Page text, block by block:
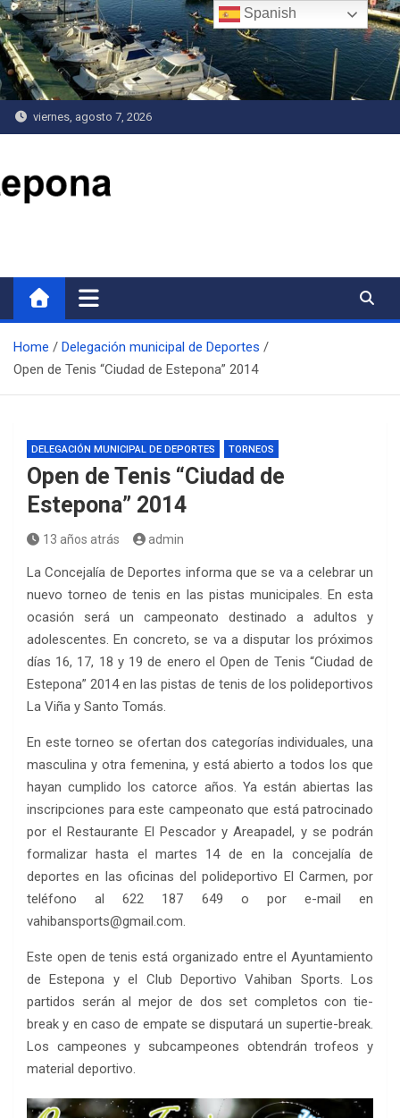
Saltar
al
contenido
viernes, agosto 7, 2026
Home
Delegación municipal de Deportes
Open de Tenis “Ciudad de Estepona” 2014
DELEGACIÓN MUNICIPAL DE DEPORTES TORNEOS
Open de Tenis “Ciudad de
Estepona” 2014
13 años atrás admin
La Concejalía de Deportes informa que se va a celebrar un
nuevo torneo de tenis en las pistas municipales. En esta
ocasión será un campeonato destinado a adultos y
adolescentes. En concreto, se va a disputar los próximos
días 16, 17, 18 y 19 de enero el Open de Tenis “Ciudad de
Estepona” 2014 en las pistas de tenis de los polideportivos
La Viña y Santo Tomás.
En este torneo se ofertan dos categorías individuales, una
masculina y otra femenina, y está abierto a todos los que
hayan cumplido los catorce años. Ya están abiertas las
inscripciones para este campeonato que está patrocinado
por el Restaurante El Pescador y Areapadel, y se podrán
formalizar hasta el martes 14 de en la concejalía de
deportes en las oficinas del polideportivo El Carmen, por
teléfono al 622 187 649 o por e-mail en
vahibansports@gmail.com.
Este open de tenis está organizado entre el Ayuntamiento
de Estepona y el Club Deportivo Vahiban Sports. Los
partidos serán al mejor de dos set completos con tie-
break y en caso de empate se disputará un supertie-break.
Los campeones y subcampeones obtendrán trofeos y
material deportivo.
Spanish